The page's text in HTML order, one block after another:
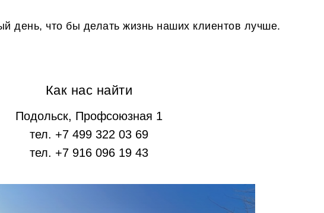
день, что бы делать жизнь наших клиентов лучше.
Как нас найти
Подольск, Профсоюзная 1
тел. +7 499 322 03 69
тел. +7 916 096 19 43